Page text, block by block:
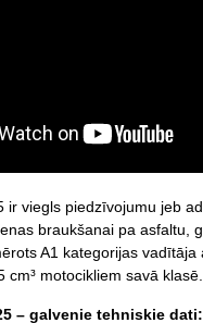
ir viegls piedzīvojumu jeb
braukšanai pa asfaltu,
A1 kategorijas
motocikliem savā klasē.
– galvenie tehniskie dati: